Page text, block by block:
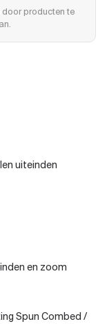
door producten te
uiteinden
en zoom
Spun Combed /